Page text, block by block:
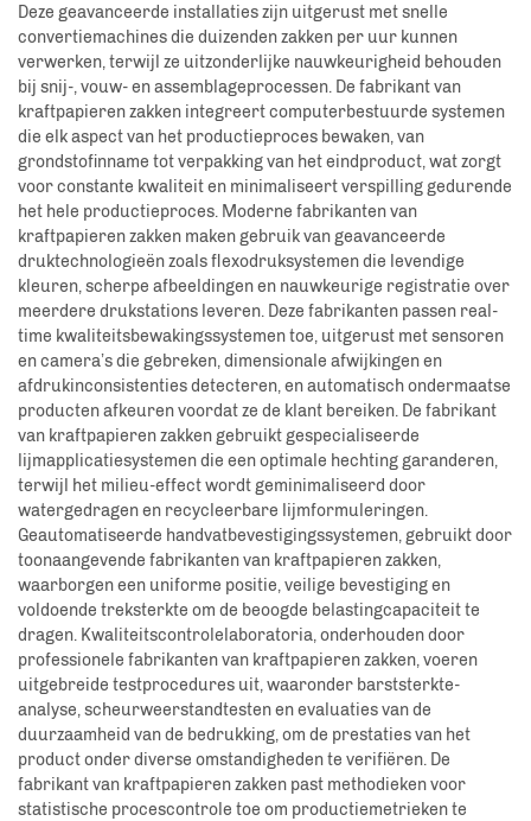
Deze geavanceerde installaties zijn uitgerust met snelle
convertiemachines die duizenden zakken per uur kunnen
verwerken, terwijl ze uitzonderlijke nauwkeurigheid behouden
bij snij-, vouw- en assemblageprocessen. De fabrikant van
kraftpapieren zakken integreert computerbestuurde systemen
die elk aspect van het productieproces bewaken, van
grondstofinname tot verpakking van het eindproduct, wat zorgt
voor constante kwaliteit en minimaliseert verspilling gedurende
het hele productieproces. Moderne fabrikanten van
kraftpapieren zakken maken gebruik van geavanceerde
druktechnologieën zoals flexodruksystemen die levendige
kleuren, scherpe afbeeldingen en nauwkeurige registratie over
meerdere drukstations leveren. Deze fabrikanten passen real-
time kwaliteitsbewakingssystemen toe, uitgerust met sensoren
en camera’s die gebreken, dimensionale afwijkingen en
afdrukinconsistenties detecteren, en automatisch ondermaatse
producten afkeuren voordat ze de klant bereiken. De fabrikant
van kraftpapieren zakken gebruikt gespecialiseerde
lijmapplicatiesystemen die een optimale hechting garanderen,
terwijl het milieu-effect wordt geminimaliseerd door
watergedragen en recycleerbare lijmformuleringen.
Geautomatiseerde handvatbevestigingssystemen, gebruikt door
toonaangevende fabrikanten van kraftpapieren zakken,
waarborgen een uniforme positie, veilige bevestiging en
voldoende treksterkte om de beoogde belastingcapaciteit te
dragen. Kwaliteitscontrolelaboratoria, onderhouden door
professionele fabrikanten van kraftpapieren zakken, voeren
uitgebreide testprocedures uit, waaronder barststerkte-
analyse, scheurweerstandtesten en evaluaties van de
duurzaamheid van de bedrukking, om de prestaties van het
product onder diverse omstandigheden te verifiëren. De
fabrikant van kraftpapieren zakken past methodieken voor
statistische procescontrole toe om productiemetrieken te